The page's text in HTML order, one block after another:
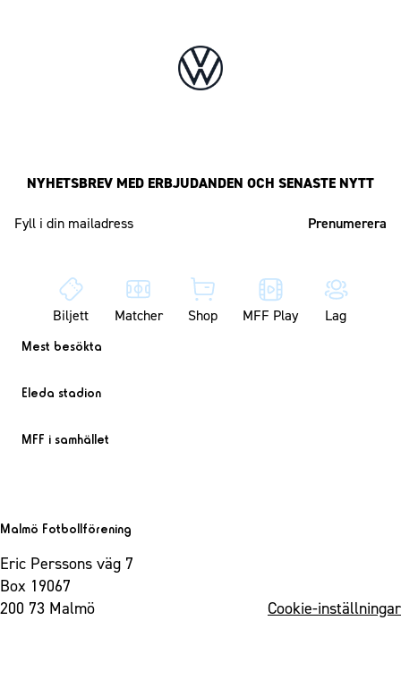
NYHETSBREV MED ERBJUDANDEN OCH SENASTE NYTT
Biljett Matcher Shop MFF Play Lag
Mest besökta
Eleda stadion
MFF i samhället
Malmö Fotbollförening
Eric Perssons väg 7
Box 19067
200 73 Malmö
Cookie-inställningar